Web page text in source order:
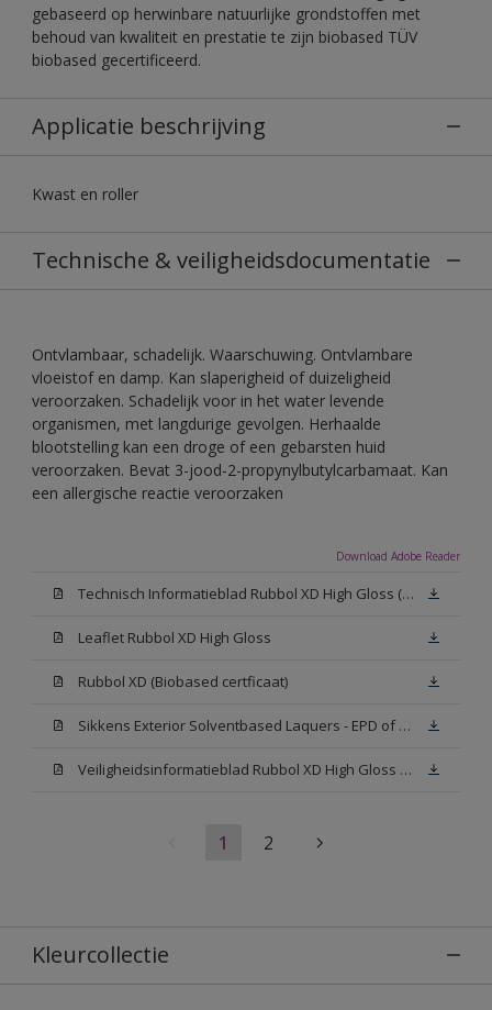
gebaseerd op herwinbare natuurlijke grondstoffen met
behoud van kwaliteit en prestatie te zijn biobased TÜV
biobased gecertificeerd.
Applicatie beschrijving
Kwast en roller
Technische & veiligheidsdocumentatie
Ontvlambaar, schadelijk. Waarschuwing. Ontvlambare
vloeistof en damp. Kan slaperigheid of duizeligheid
veroorzaken. Schadelijk voor in het water levende
organismen, met langdurige gevolgen. Herhaalde
blootstelling kan een droge of een gebarsten huid
veroorzaken. Bevat 3-jood-2-propynylbutylcarbamaat. Kan
een allergische reactie veroorzaken
Download Adobe Reader
Technisch Informatieblad Rubbol XD High Gloss (PDF)
Leaflet Rubbol XD High Gloss
Rubbol XD (Biobased certficaat)
Sikkens Exterior Solventbased Laquers - EPD of Milieuproductverklaring
Veiligheidsinformatieblad Rubbol XD High Gloss White W05 (MSDS)
1 2
Kleurcollectie